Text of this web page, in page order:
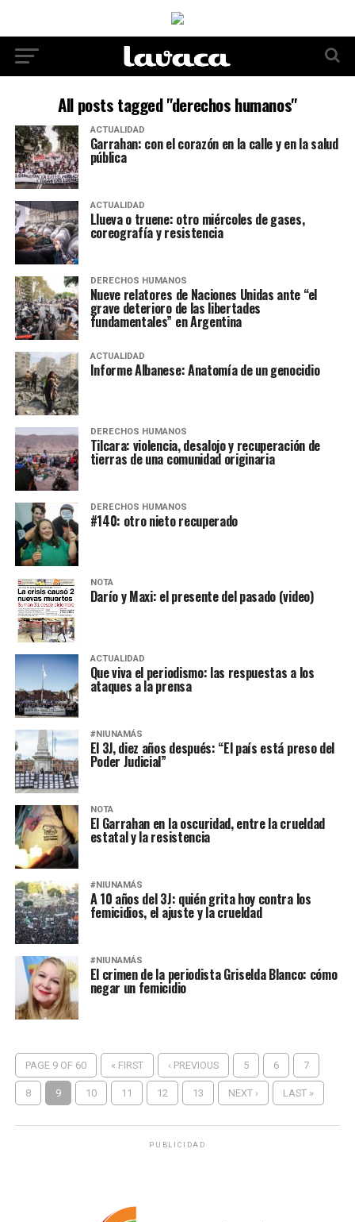
All posts tagged "derechos humanos"
ACTUALIDAD
Garrahan: con el corazón en la calle y en la salud
pública
ACTUALIDAD
Llueva o truene: otro miércoles de gases,
coreografía y resistencia
DERECHOS HUMANOS
Nueve relatores de Naciones Unidas ante “el
grave deterioro de las libertades
fundamentales” en Argentina
ACTUALIDAD
Informe Albanese: Anatomía de un genocidio
DERECHOS HUMANOS
Tilcara: violencia, desalojo y recuperación de
tierras de una comunidad originaria
DERECHOS HUMANOS
#140: otro nieto recuperado
NOTA
Darío y Maxi: el presente del pasado (video)
ACTUALIDAD
Que viva el periodismo: las respuestas a los
ataques a la prensa
#NIUNAMÁS
El 3J, diez años después: “El país está preso del
Poder Judicial”
NOTA
El Garrahan en la oscuridad, entre la crueldad
estatal y la resistencia
#NIUNAMÁS
A 10 años del 3J: quién grita hoy contra los
femicidios, el ajuste y la crueldad
#NIUNAMÁS
El crimen de la periodista Griselda Blanco: cómo
negar un femicidio
PAGE 9 OF 60 « FIRST ‹ PREVIOUS 5 6 7
8 9 10 11 12 13 NEXT › LAST »
PUBLICIDAD